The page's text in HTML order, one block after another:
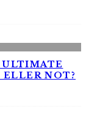
ULTIMATE
NOT?